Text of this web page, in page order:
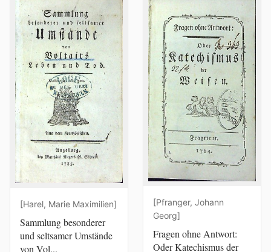
[Harel, Marie Maximilien]
Sammlung besonderer
und seltsamer Umstände
von Vol...
[Pfranger, Johann
Georg]
Fragen ohne Antwort:
Oder Katechismus der